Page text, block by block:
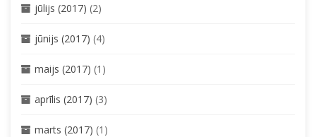
jūlijs (2017) (2)
jūnijs (2017) (4)
maijs (2017) (1)
aprīlis (2017) (3)
marts (2017) (1)